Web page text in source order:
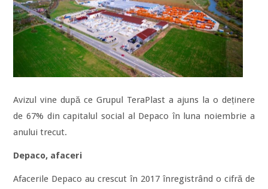
Avizul vine după ce Grupul TeraPlast a ajuns la o deținere
de 67% din capitalul social al Depaco în luna noiembrie a
anului trecut.
Depaco, afaceri
Afacerile Depaco au crescut în 2017 înregistrând o cifră de